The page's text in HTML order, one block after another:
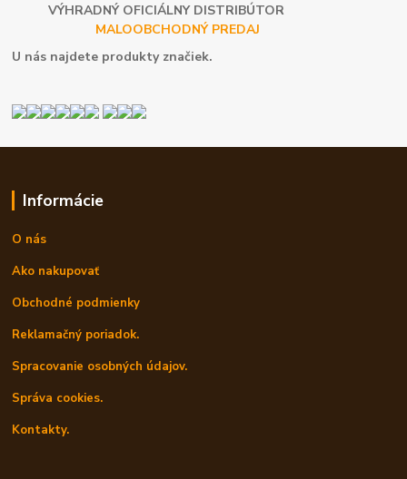
VÝHRADNÝ OFICIÁLNY DISTRIBÚTOR
MALOOBCHODNÝ PREDAJ
U nás najdete produkty značiek.
Informácie
O nás
Ako nakupovať
Obchodné podmienky
Reklamačný poriadok.
Spracovanie osobných údajov.
Správa cookies.
Kontakty.